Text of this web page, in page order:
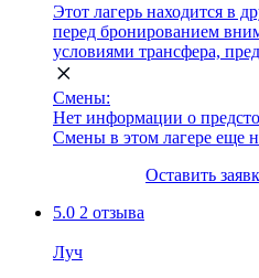
Этот лагерь находится в
перед бронированием
условиями трансфера,
Смены:
Нет информации о
Смены в этом лагере еще
Оставить
5.0 2 отзыва
Луч